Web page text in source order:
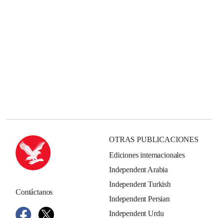
Contáctanos
OTRAS PUBLICACIONES
Ediciones internacionales
Independent Arabia
Independent Turkish
Independent Persian
Independent Urdu